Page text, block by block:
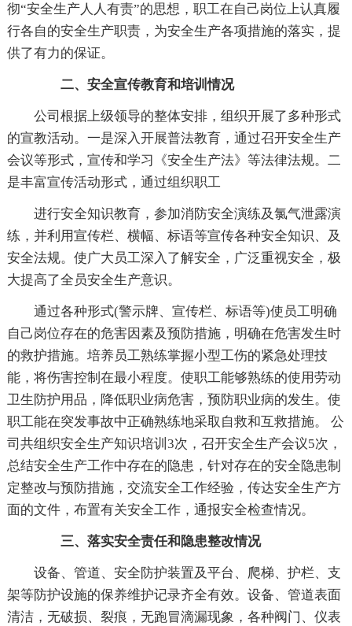
彻“安全生产人人有责”的思想，职工在自己岗位上认真履
行各自的安全生产职责，为安全生产各项措施的落实，提
供了有力的保证。
二、安全宣传教育和培训情况
公司根据上级领导的整体安排，组织开展了多种形式
的宣教活动。一是深入开展普法教育，通过召开安全生产
会议等形式，宣传和学习《安全生产法》等法律法规。二
是丰富宣传活动形式，通过组织职工
进行安全知识教育，参加消防安全演练及氯气泄露演
练，并利用宣传栏、横幅、标语等宣传各种安全知识、及
安全法规。使广大员工深入了解安全，广泛重视安全，极
大提高了全员安全生产意识。
通过各种形式(警示牌、宣传栏、标语等)使员工明确
自己岗位存在的危害因素及预防措施，明确在危害发生时
的救护措施。培养员工熟练掌握小型工伤的紧急处理技
能，将伤害控制在最小程度。使职工能够熟练的使用劳动
卫生防护用品，降低职业病危害，预防职业病的发生。使
职工能在突发事故中正确熟练地采取自救和互救措施。 公
司共组织安全生产知识培训3次，召开安全生产会议5次，
总结安全生产工作中存在的隐患，针对存在的安全隐患制
定整改与预防措施，交流安全工作经验，传达安全生产方
面的文件，布置有关安全工作，通报安全检查情况。
三、落实安全责任和隐患整改情况
设备、管道、安全防护装置及平台、爬梯、护栏、支
架等防护设施的保养维护记录齐全有效。设备、管道表面
清洁，无破损、裂痕，无跑冒滴漏现象，各种阀门、仪表